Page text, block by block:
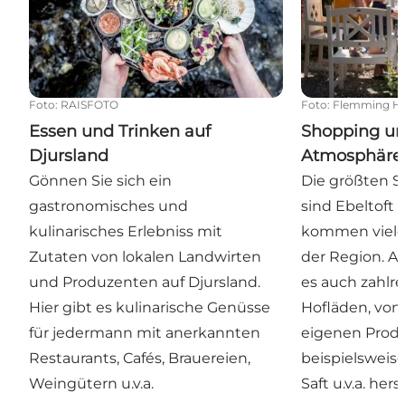
Foto: RAISFOTO
Essen und Trinken auf
Djursland
Gönnen Sie sich ein
gastronomisches und
kulinarisches Erlebniss mit
Zutaten von lokalen Landwirten
und Produzenten auf Djursland.
Hier gibt es kulinarische Genüsse
für jedermann mit anerkannten
Restaurants, Cafés, Brauereien,
Weingütern u.v.a.
Foto: Flemming
Shopping
Die größten
sind Ebeltoft
kommen
der Region.
es auch
Hofläden,
eigenen
Saft u.v.a.